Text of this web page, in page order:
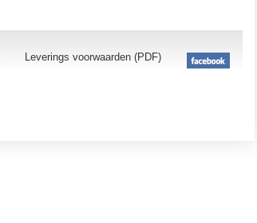
Leverings voorwaarden (PDF)